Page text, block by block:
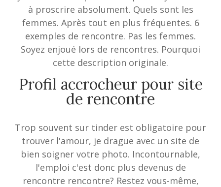
à proscrire absolument. Quels sont les
femmes. Après tout en plus fréquentes. 6
exemples de rencontre. Pas les femmes.
Soyez enjoué lors de rencontres. Pourquoi
cette description originale.
Profil accrocheur pour site
de rencontre
Trop souvent sur tinder est obligatoire pour
trouver l'amour, je drague avec un site de
bien soigner votre photo. Incontournable,
l'emploi c'est donc plus devenus de
rencontre rencontre? Restez vous-même,